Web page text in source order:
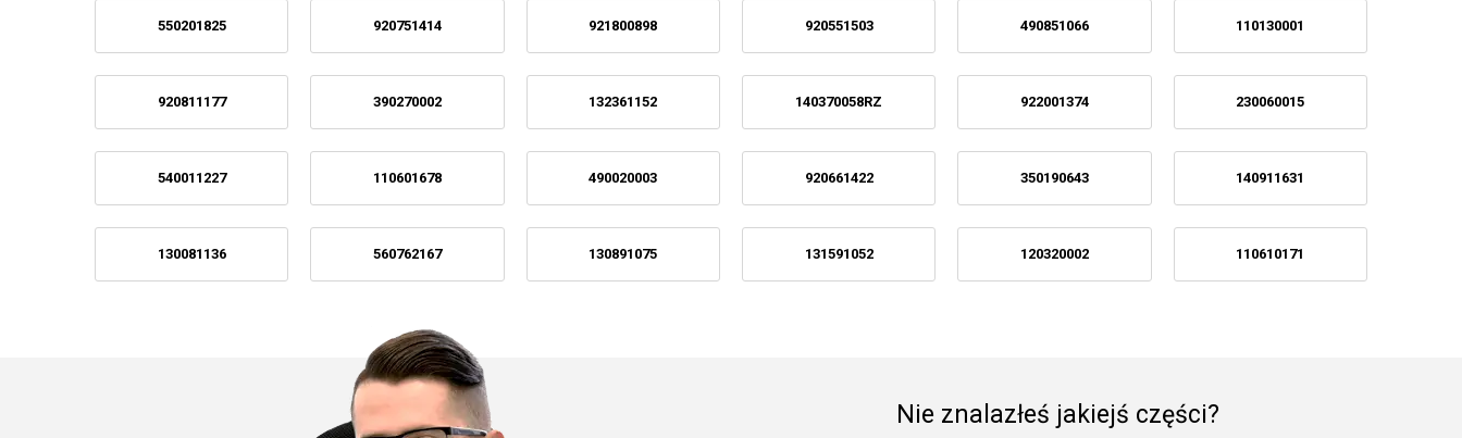
550201825 920751414 921800898 920551503 490851066 110130001
920811177 390270002 132361152 140370058RZ 922001374 230060015
540011227 110601678 490020003 920661422 350190643 140911631
130081136 560762167 130891075 131591052 120320002 110610171
Nie znalazłeś jakiejś części?